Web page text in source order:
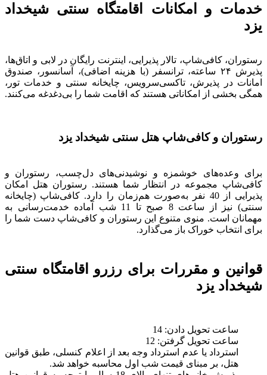
خدمات و امکانات اقامتگاه سنتی شیخداد
یزد
رستوران، کافی‌شاپ، تالار پذیرایی، اینترنت رایگان در لابی و اتاق‌ها،
پذیرش ۲۴ ساعته، ترانسفر (با هزینه اضافی)، آسانسور، صندوق
امانات در پذیرش، تاکسی‌سرویس، چایخانه سنتی و خدمات تور،
همگی بخشی از امکاناتی هستند که اقامت شما را بی‌دغدغه می‌کنند.
رستوران و کافی‌شاپ هتل سنتی شیخداد یزد
برای وعده‌های خوشمزه و نوشیدنی‌های دل‌چسب، رستوران و
کافی‌شاپ مجموعه در انتظار شما هستند. رستوران هتل امکان
پذیرایی از 40 نفر به‌صورت هم‌زمان را دارد. کافی‌شاپ (چایخانه
سنتی) نیز از ساعت 8 صبح تا 11 شب آماده خدمت‌رسانی به
مهمانان است. منوی متنوع این رستوران و کافی‌شاپ دست شما را
برای انتخاب خوراک باز می‌گذارد.
قوانین و مقررات برای رزرو اقامتگاه سنتی
شیخداد یزد
ساعت تحویل دادن: 14
ساعت تحویل گرفتن: 12
استرداد یا عدم استرداد وجه بعد از اعلام کنسلی، طبق قوانین
هتل، بر مبنای قیمت شب اول محاسبه خواهد شد.